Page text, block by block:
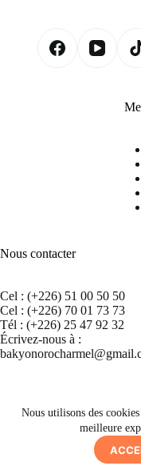
Nous utilisons des
meilleure
Nous contacter
Cel : (+226) 51 00 50 50
Cel : (+226) 70 01 73 73
Tél : (+226) 25 47 92 32
Écrivez-nous à :
Copyright © 2026